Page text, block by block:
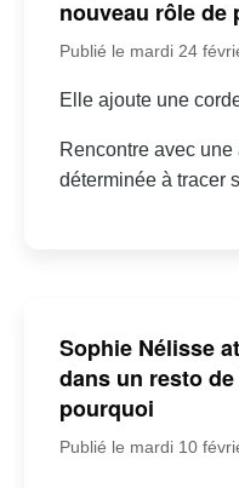
nouveau rôle de
Publié le mardi 24
Elle ajoute une
Rencontre avec
déterminée à tracer
Sophie Nélisse
dans un resto
pourquoi
Publié le mardi 10